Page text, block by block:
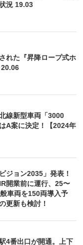
況 19.03
れた『昇降ロープ式ホ
20.06
線新型車両「3000
A案に決定！【2024年
ジョン2035」発表！
開業前に運行、25〜
車両を150両導入予
更新も検討！
4番出口が開通。上下